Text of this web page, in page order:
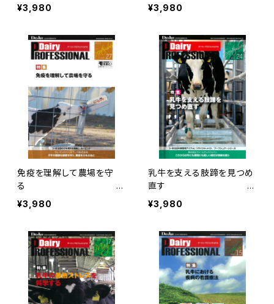
Dairy PROFESSIONA
L Vol.30
¥3,980
Dairy PROFESSIONA
L Vol.28
¥3,980
免疫を理解して農場を守
る
Dairy PROFESSIO
NAL Vol.27
¥3,980
乳牛を支える肢蹄を見つめ
直す D
airy PROFESSIONAL Vol.
¥3,980